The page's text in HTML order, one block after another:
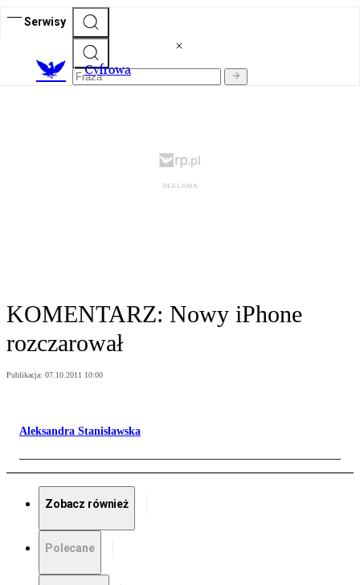
Serwisy
Cyfrowa
KOMENTARZ: Nowy iPhone
rozczarował
Publikacja: 07.10.2011 10:00
Aleksandra Stanisławska
Zobacz również
Polecane